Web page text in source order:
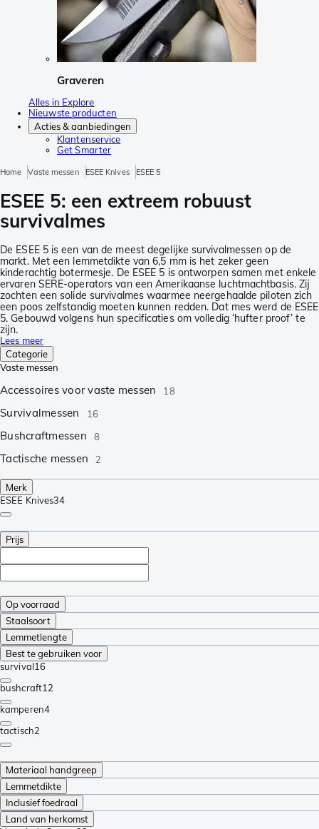
Graveren
Alles in Explore
Nieuwste producten
Acties & aanbiedingen
Klantenservice
Get Smarter
Home Vaste messen ESEE Knives ESEE 5
ESEE 5: een extreem robuust
survivalmes
De ESEE 5 is een van de meest degelijke survivalmessen op de
markt. Met een lemmetdikte van 6,5 mm is het zeker geen
kinderachtig botermesje. De ESEE 5 is ontworpen samen met enkele
ervaren SERE-operators van een Amerikaanse luchtmachtbasis. Zij
zochten een solide survivalmes waarmee neergehaalde piloten zich
een poos zelfstandig moeten kunnen redden. Dat mes werd de ESEE
5. Gebouwd volgens hun specificaties om volledig ‘hufter proof’ te
zijn.
Lees meer
Categorie
Vaste messen
Accessoires voor vaste messen 18
Survivalmessen 16
Bushcraftmessen 8
Tactische messen 2
Merk
ESEE Knives34
Prijs
Op voorraad
Staalsoort
Lemmetlengte
Best te gebruiken voor
survival16
bushcraft12
kamperen4
tactisch2
Materiaal handgreep
Lemmetdikte
Inclusief foedraal
Land van herkomst